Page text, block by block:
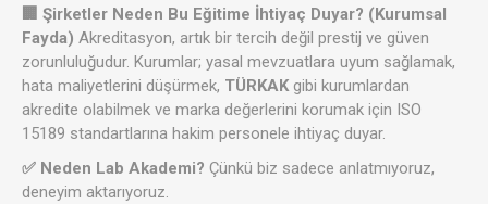
🏢 Şirketler Neden Bu Eğitime İhtiyaç Duyar? (Kurumsal
Fayda) Akreditasyon, artık bir tercih değil prestij ve güven
zorunluluğudur. Kurumlar; yasal mevzuatlara uyum sağlamak,
hata maliyetlerini düşürmek, TÜRKAKgibi kurumlardan
akredite olabilmek ve marka değerlerini korumak için ISO
15189 standartlarına hakim personele ihtiyaç duyar.
✅ Neden Lab Akademi? Çünkü biz sadece anlatmıyoruz,
deneyim aktarıyoruz.